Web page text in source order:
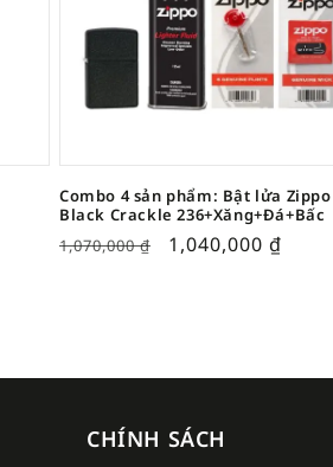
Combo 4 sản phẩm: Bật lửa Zippo
Black Crackle 236+Xăng+Đá+Bấc
1,070,000₫ 1,040,000 ₫
CHÍNH SÁCH